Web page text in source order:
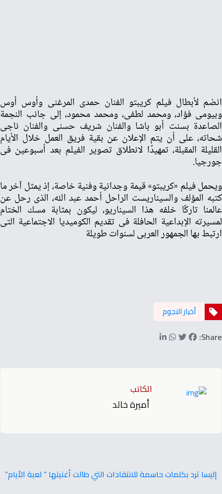
انضم لأبطال فيلم كريبتو الفنان حمدى المرغنى وأوس أوس
وبيومى فؤاد، ومحمد لطفى، ومحمد محمود، إلى جانب النجمة
الصاعدة بسنت أبو باشا والفنان شريف حسنى والفنان ناجى
شحاته، على أن يتم الإعلان عن بقية فريق العمل خلال الأيام
القليلة المقبلة، تمهيدًا لانطلاق تصوير الفيلم بعد أسبوعين فى
جورجيا.
ويحمل فيلم «كريبتو» قيمة وجدانية وفنية خاصة، إذ يمثل آخر ما
كتبه المؤلف والسيناريست الراحل أحمد عبد الله، الذى رحل عن
عالمنا تاركًا خلفه هذا السيناريو، ليكون بمثابة مسك الختام
لمسيرته الإبداعية الحافلة فى تقديم الكوميديا الاجتماعية التى
ارتبط بها الجمهور العربى لسنوات طويلة
أخبار النجوم
Share:
الكاتب
أميرة خالد
إليسا ترد بكلمات حاسمة للانتقادات التي طالت أغنيتها “ لعبة الأيام”